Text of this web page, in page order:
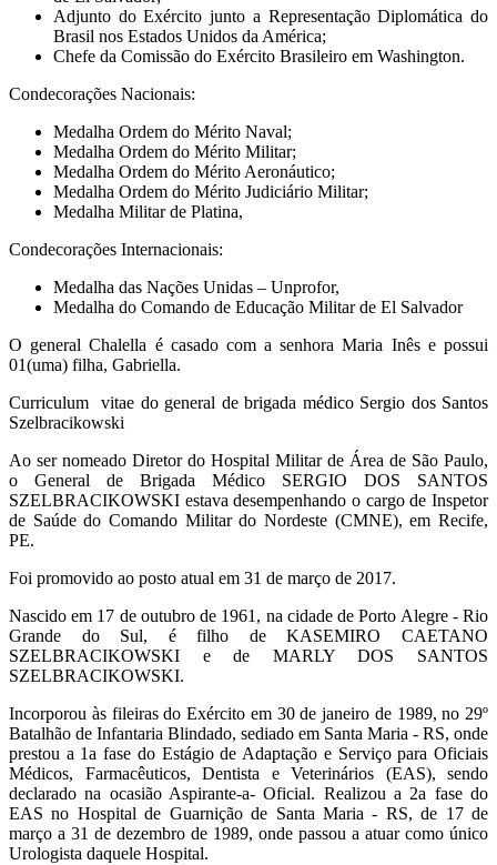
Adjunto do Exército junto a Representação Diplomática do
Brasil nos Estados Unidos da América;
Chefe da Comissão do Exército Brasileiro em Washington.
Condecorações Nacionais:
Medalha Ordem do Mérito Naval;
Medalha Ordem do Mérito Militar;
Medalha Ordem do Mérito Aeronáutico;
Medalha Ordem do Mérito Judiciário Militar;
Medalha Militar de Platina,
Condecorações Internacionais:
Medalha das Nações Unidas – Unprofor,
Medalha do Comando de Educação Militar de El Salvador
O general Chalella é casado com a senhora Maria Inês e possui
01(uma) filha, Gabriella.
Curriculum vitae do general de brigada médico Sergio dos Santos
Szelbracikowski
Ao ser nomeado Diretor do Hospital Militar de Área de São Paulo,
o General de Brigada Médico SERGIO DOS SANTOS
SZELBRACIKOWSKI estava desempenhando o cargo de Inspetor
de Saúde do Comando Militar do Nordeste (CMNE), em Recife,
PE.
Foi promovido ao posto atual em 31 de março de 2017.
Nascido em 17 de outubro de 1961, na cidade de Porto Alegre - Rio
Grande do Sul, é filho de KASEMIRO CAETANO
SZELBRACIKOWSKI e de MARLY DOS SANTOS
SZELBRACIKOWSKI.
Incorporou às fileiras do Exército em 30 de janeiro de 1989, no 29º
Batalhão de Infantaria Blindado, sediado em Santa Maria - RS, onde
prestou a 1a fase do Estágio de Adaptação e Serviço para Oficiais
Médicos, Farmacêuticos, Dentista e Veterinários (EAS), sendo
declarado na ocasião Aspirante-a- Oficial. Realizou a 2a fase do
EAS no Hospital de Guarnição de Santa Maria - RS, de 17 de
março a 31 de dezembro de 1989, onde passou a atuar como único
Urologista daquele Hospital.